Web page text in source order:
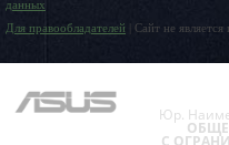
данных
Для правообладателей | Сайт не
Юр.
С